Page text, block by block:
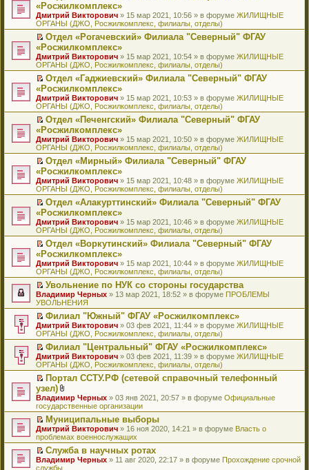
щ
е
н
и
ю
у
с
о
о
б
щ
е
н
и
ю
а
н
н
о
м
у
с
о
о
б
щ
е
н
и
ю
р
о
ч
и
т
а
н
н
о
м
у
с
о
о
б
щ
е
н
и
ю
м
у
н
е
п
р
о
ч
и
т
а
н
н
о
м
у
с
о
о
б
щ
е
н
и
ю
е
р
в
о
м
у
н
е
п
р
о
ч
и
т
а
н
н
о
м
у
с
о
о
б
щ
е
н
и
ю
т
к
п
е
р
о
м
у
н
п
р
о
ч
т
а
н
н
м
у
с
о
б
щ
е
н
ю
П
р
е
й
т
к
п
е
р
о
м
у
н
п
р
о
ч
т
а
н
н
м
у
с
о
б
щ
е
н
и
ю
«Росжилкомплекс»
Дмитрий Викторович » 15 мар 2021, 10:56 » в форуме ЖИЛИЩНЫЕ
ОРГАНЫ (ДЖО, Росжилкомплекс, филиалы, отделы)
П
р
е
й
т
к
п
е
р
о
м
у
н
п
р
о
ч
т
а
н
н
м
у
с
о
о
б
щ
е
н
и
ю
Отдел «Рогачевский» Филиала "Северный" ФГАУ
«Росжилкомплекс»
Дмитрий Викторович » 15 мар 2021, 10:54 » в форуме ЖИЛИЩНЫЕ
ОРГАНЫ (ДЖО, Росжилкомплекс, филиалы, отделы)
П
р
е
й
т
к
п
е
р
о
м
у
н
п
р
о
ч
т
а
н
н
о
м
у
с
о
о
б
щ
е
н
и
ю
Отдел «Гаджиевский» Филиала "Северный" ФГАУ
«Росжилкомплекс»
Дмитрий Викторович » 15 мар 2021, 10:53 » в форуме ЖИЛИЩНЫЕ
ОРГАНЫ (ДЖО, Росжилкомплекс, филиалы, отделы)
П
р
е
й
т
к
п
е
р
о
м
у
н
п
р
о
ч
и
т
а
н
н
о
м
у
с
о
о
б
щ
е
н
и
ю
Отдел «Печенгский» Филиала "Северный" ФГАУ
«Росжилкомплекс»
Дмитрий Викторович » 15 мар 2021, 10:50 » в форуме ЖИЛИЩНЫЕ
ОРГАНЫ (ДЖО, Росжилкомплекс, филиалы, отделы)
П
р
е
й
т
к
п
е
р
о
м
у
н
е
п
р
о
ч
и
т
а
н
н
о
м
у
с
о
о
б
щ
е
н
и
Отдел «Мирный» Филиала "Северный" ФГАУ
«Росжилкомплекс»
Дмитрий Викторович » 15 мар 2021, 10:48 » в форуме ЖИЛИЩНЫЕ
ОРГАНЫ (ДЖО, Росжилкомплекс, филиалы, отделы)
П
р
е
й
т
к
п
е
р
в
о
м
у
н
е
п
р
о
ч
и
т
а
н
н
о
м
у
с
о
о
Отдел «Алакурттинский» Филиала "Северный" ФГАУ
«Росжилкомплекс»
Дмитрий Викторович » 15 мар 2021, 10:46 » в форуме ЖИЛИЩНЫЕ
ОРГАНЫ (ДЖО, Росжилкомплекс, филиалы, отделы)
П
р
е
й
т
и
к
п
е
р
в
о
м
у
н
е
п
р
о
ч
и
т
а
н
н
о
Отдел «Воркутинский» Филиала "Северный" ФГАУ
«Росжилкомплекс»
Дмитрий Викторович » 15 мар 2021, 10:44 » в форуме ЖИЛИЩНЫЕ
ОРГАНЫ (ДЖО, Росжилкомплекс, филиалы, отделы)
П
е
р
е
й
т
и
к
п
е
р
в
о
м
у
н
е
п
р
о
ч
и
Увольнение по НУК со стороны государства
Владимир Черных » 13 мар 2021, 18:52 » в форуме ПРОБЛЕМЫ
УВОЛЬНЕНИЯ
П
е
р
е
й
т
и
к
п
е
р
в
о
м
у
н
е
п
Филиал "Южный" ФГАУ «Росжилкомплекс»
Дмитрий Викторович » 03 фев 2021, 11:44 » в форуме ЖИЛИЩНЫЕ
ОРГАНЫ (ДЖО, Росжилкомплекс, филиалы, отделы)
П
е
р
й
т
и
к
п
е
р
в
о
м
Филиал "Центральный" ФГАУ «Росжилкомплекс»
Дмитрий Викторович » 03 фев 2021, 11:39 » в форуме ЖИЛИЩНЫЕ
ОРГАНЫ (ДЖО, Росжилкомплекс, филиалы, отделы)
П
е
р
е
й
т
и
к
п
е
р
Портал ССТУ.РФ (сетевой справочный телефонный
узел)
В
л
о
ж
е
н
и
я
Владимир Черных » 03 янв 2021, 20:57 » в форуме Официальные
государственные организации
П
е
р
е
й
т
Муниципальные выборы
Дмитрий Викторович » 16 ноя 2020, 14:21 » в форуме Власть о
проблемах военнослужащих
П
е
Служба в научных ротах
Владимир Черных » 11 авг 2020, 22:17 » в форуме Прохождение срочной
службы